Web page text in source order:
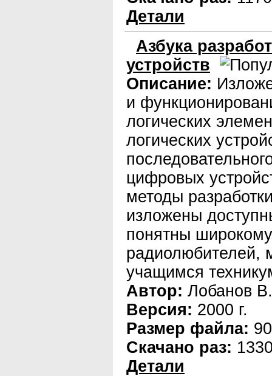
Детали
Азбука
устройств
Описание:
и
логических
логических
цифровых
методы
изложены
понятны
радиолюбителей,
учащимся
Автор: Лобанов
Версия: 2000 г.
Размер файла:
Скачано раз:
Детали